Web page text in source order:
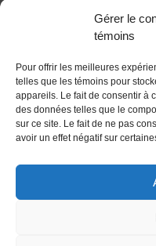
Gérer le
témoins
Pour offrir les meilleures
telles que les témoins pour
appareils. Le fait de consentir à
des données telles que le
sur ce site. Le fait de ne pas
avoir un effet négatif sur